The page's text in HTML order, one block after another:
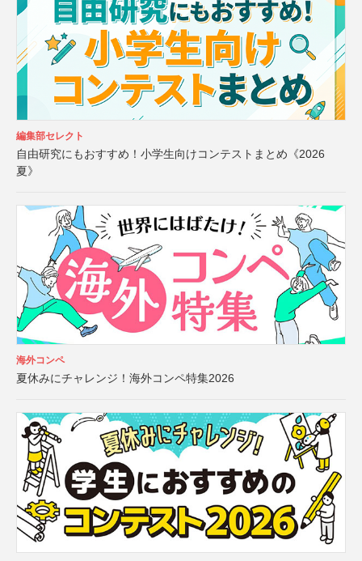
編集部セレクト
自由研究にもおすすめ！小学生向けコンテストまとめ《2026
夏》
海外コンペ
夏休みにチャレンジ！海外コンペ特集2026